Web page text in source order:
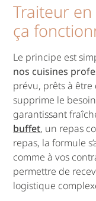
Traiteur
ça
Le principe est
nos cuisines
prévu, prêts à
supprime le
garantissant
buffet, un repas
repas, la formule
comme à vos
permettre de
logistique